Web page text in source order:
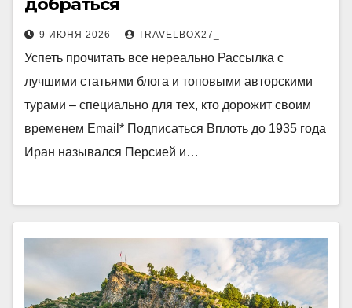
добраться
9 ИЮНЯ 2026 TRAVELBOX27_
Успеть прочитать все нереально Рассылка с
лучшими статьями блога и топовыми авторскими
турами – специально для тех, кто дорожит своим
временем Email* Подписаться Вплоть до 1935 года
Иран назывался Персией и…